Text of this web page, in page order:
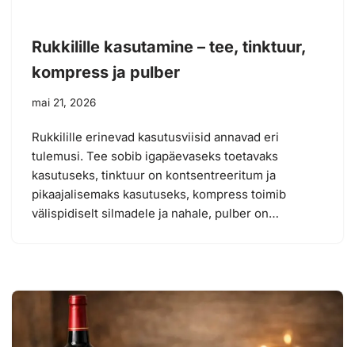
Rukkilille kasutamine – tee, tinktuur,
kompress ja pulber
mai 21, 2026
Rukkilille erinevad kasutusviisid annavad eri
tulemusi. Tee sobib igapäevaseks toetavaks
kasutuseks, tinktuur on kontsentreeritum ja
pikaajalisemaks kasutuseks, kompress toimib
välispidiselt silmadele ja nahale, pulber on…